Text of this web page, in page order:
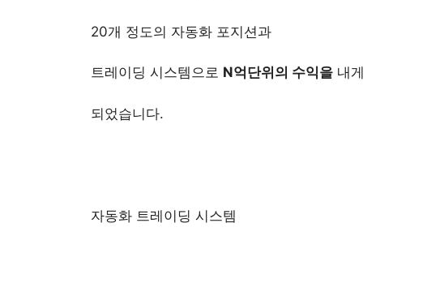
20개 정도의 자동화 포지션과
트레이딩 시스템으로 N억단위의 수익을 내게
되었습니다.
자동화 트레이딩 시스템